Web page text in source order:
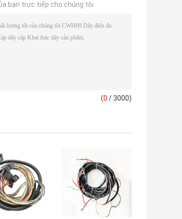
bạn trực tiếp cho chúng tôi
(0 / 3000)